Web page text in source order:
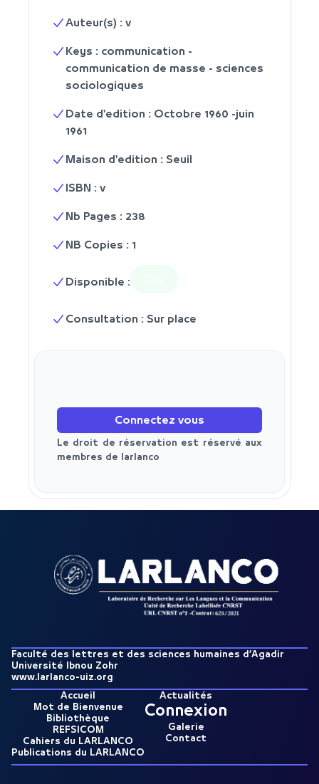
Auteur(s) : v
Keys : communication -
communication de masse - sciences
sociologiques
Date d'edition : Octobre 1960 -juin
1961
Maison d'edition : Seuil
ISBN : v
Nb Pages : 238
NB Copies : 1
Disponible :
Consultation : Sur place
Connectez vous
Le droit de réservation est réservé aux
membres de larlanco
Faculté des lettres et des sciences humaines d’Agadir
Université Ibnou Zohr
www.larlanco-uiz.org
Accueil
Mot de Bienvenue
Bibliothèque
REFSICOM
Cahiers du LARLANCO
Publications du LARLANCO
Actualités
Connexion
Galerie
Contact